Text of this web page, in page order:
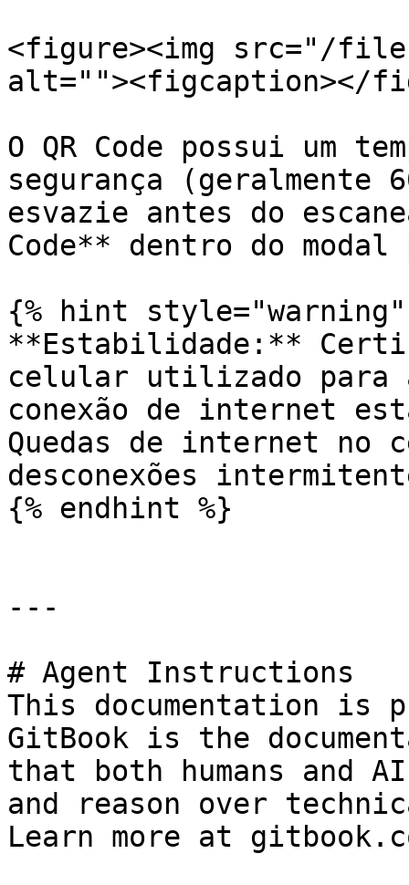
<figure><img src="/files/
alt=""><figcaption></
O QR Code possui um
segurança (geralmente
esvazie antes do
Code** dentro do modal
{% hint style="warning"
**Estabilidade:**
celular utilizado para a
conexão de internet
Quedas de internet no
desconexões
{% endhint %}
---
# Agent Instructions
This documentation is
GitBook is the
that both humans and
and reason over
Learn more at